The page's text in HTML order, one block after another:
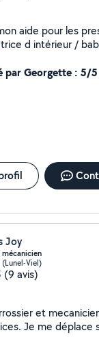
aide pour les
d intérieur /
expériences
suis formée ,
pas à me
par Georgette : 5/5
Joy
(Lunel-Viel)
(9 avis)
et
Je me déplace